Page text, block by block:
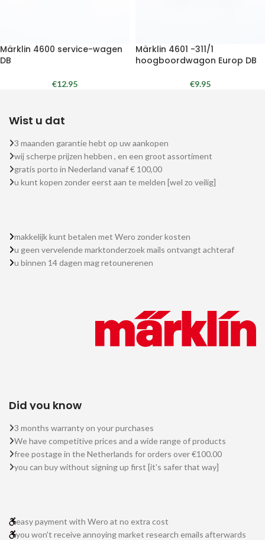
Märklin 4600 service-wagen
DB
€12.95
Märklin 4601 -311/1
hoogboordwagon Europ DB
€9.95
Wist u dat
3 maanden garantie hebt op uw aankopen
wij scherpe prijzen hebben , en een groot assortiment
gratis porto in Nederland vanaf € 100,00
u kunt kopen zonder eerst aan te melden [wel zo veilig]
makkelijk kunt betalen met Wero zonder kosten
u geen vervelende marktonderzoek mails ontvangt achteraf
u binnen 14 dagen mag retounerenen
Did you know
3 months warranty on your purchases
We have competitive prices and a wide range of products
free postage in the Netherlands for orders over €100.00
you can buy without signing up first [it's safer that way]
easy payment with Wero at no extra cost
you won't receive annoying market research emails afterwards